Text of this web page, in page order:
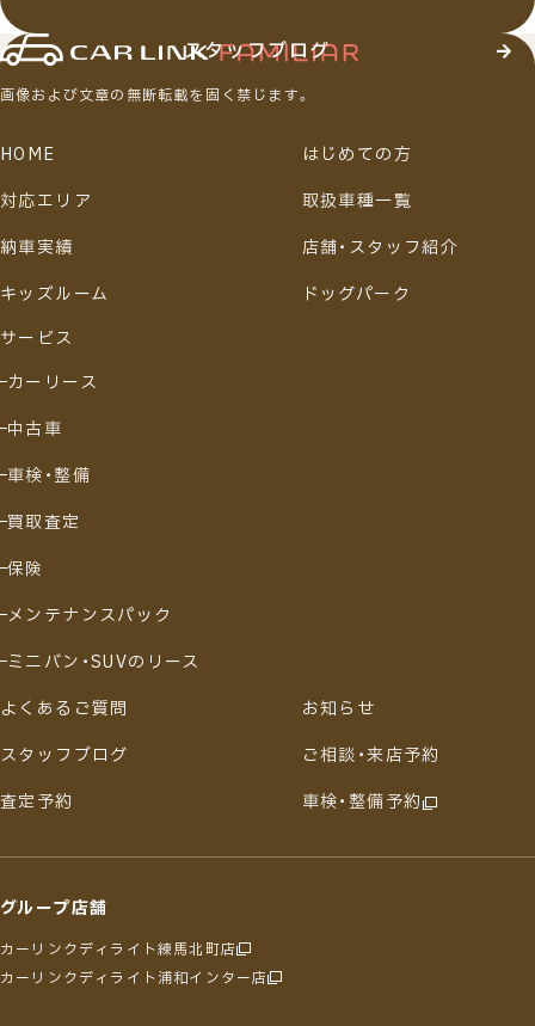
スタッフブログ
画像および文章の無断転載を固く禁じます。
HOME
はじめての方
対応エリア
取扱車種一覧
納車実績
店舗・スタッフ紹介
キッズルーム
ドッグパーク
サービス
カーリース
中古車
車検・整備
買取査定
保険
メンテナンスパック
ミニバン・SUVのリース
よくあるご質問
お知らせ
スタッフブログ
ご相談・来店予約
査定予約
車検・整備予約
グループ店舗
カーリンクディライト練馬北町店
カーリンクディライト浦和インター店